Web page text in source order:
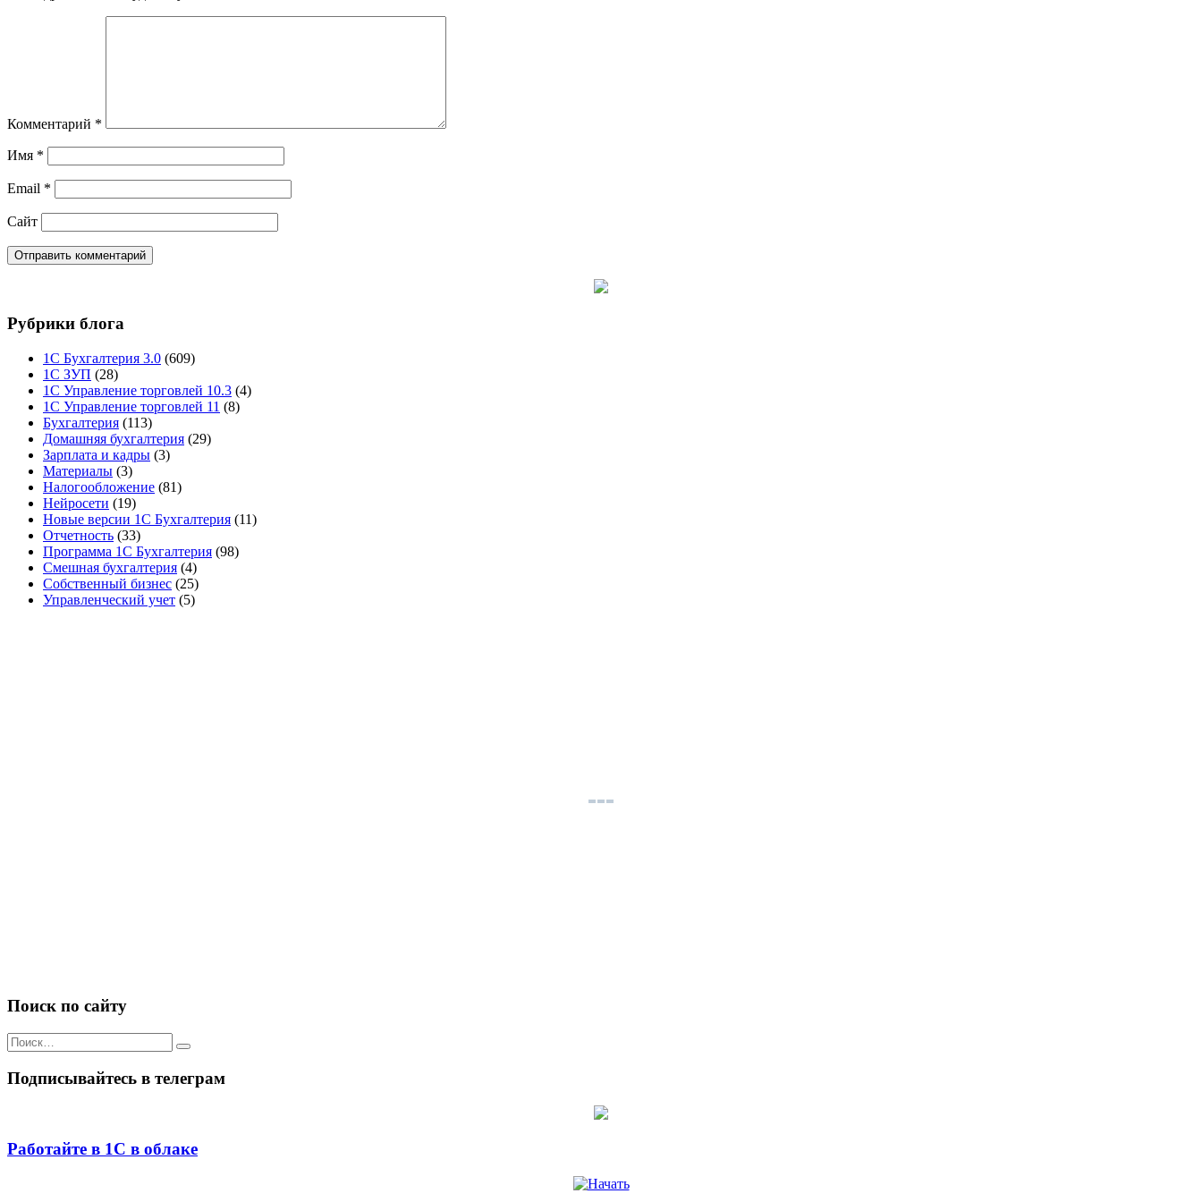
Комментарий *
Имя *
Email *
Сайт
Рубрики блога
1С Бухгалтерия 3.0 (609)
1С ЗУП (28)
1С Управление торговлей 10.3 (4)
1С Управление торговлей 11 (8)
Бухгалтерия (113)
Домашняя бухгалтерия (29)
Зарплата и кадры (3)
Материалы (3)
Налогообложение (81)
Нейросети (19)
Новые версии 1С Бухгалтерия (11)
Отчетность (33)
Программа 1С Бухгалтерия (98)
Смешная бухгалтерия (4)
Собственный бизнес (25)
Управленческий учет (5)
Поиск по сайту
Искать:
Подписывайтесь в телеграм
Работайте в 1С в облаке